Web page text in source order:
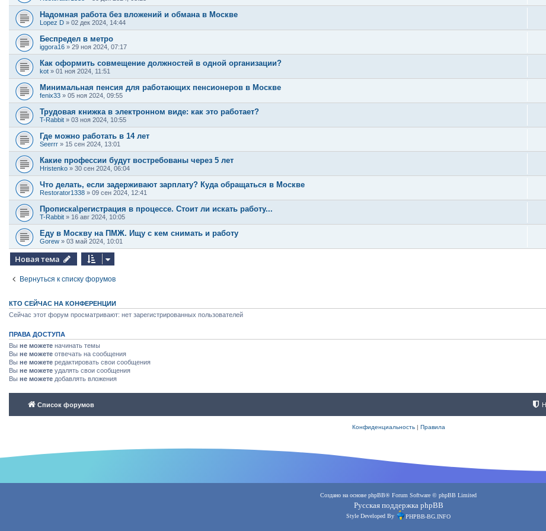
Надомная работа без вложений и обмана в Москве
Lopez D » 02 дек 2024, 14:44
Беспредел в метро
iggora16 » 29 ноя 2024, 07:17
Как оформить совмещение должностей в одной организации?
kot » 01 ноя 2024, 11:51
Минимальная пенсия для работающих пенсионеров в Москве
fenix33 » 05 ноя 2024, 09:55
Трудовая книжка в электронном виде: как это работает?
T-Rabbit » 03 ноя 2024, 10:55
Где можно работать в 14 лет
Seerrr » 15 сен 2024, 13:01
Какие профессии будут востребованы через 5 лет
Hristenko » 30 сен 2024, 06:04
Что делать, если задерживают зарплату? Куда обращаться в Москве
Restorator1338 » 09 сен 2024, 12:41
Прописка\регистрация в процессе. Стоит ли искать работу...
T-Rabbit » 16 авг 2024, 10:05
Еду в Москву на ПМЖ. Ищу с кем снимать и работу
Gorew » 03 май 2024, 10:01
Новая тема
Вернуться к списку форумов
КТО СЕЙЧАС НА КОНФЕРЕНЦИИ
Сейчас этот форум просматривают: нет зарегистрированных пользователей
ПРАВА ДОСТУПА
Вы не можете начинать темы
Вы не можете отвечать на сообщения
Вы не можете редактировать свои сообщения
Вы не можете удалять свои сообщения
Вы не можете добавлять вложения
Список форумов
Конфиденциальность| Правила
Создано на основе phpBB® Forum Software © phpBB Limited
Русская поддержка phpBB
Style Developed By PHPBB-BG.INFO